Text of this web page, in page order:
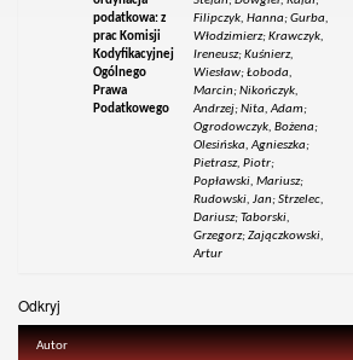
podatkowa: z
prac Komisji
Kodyfikacyjnej
Ogólnego
Prawa
Podatkowego
Filipczyk, Hanna; Gurba,
Włodzimierz; Krawczyk,
Ireneusz; Kuśnierz,
Wiesław; Łoboda,
Marcin; Nikończyk,
Andrzej; Nita, Adam;
Ogrodowczyk, Bożena;
Olesińska, Agnieszka;
Pietrasz, Piotr;
Popławski, Mariusz;
Rudowski, Jan; Strzelec,
Dariusz; Taborski,
Grzegorz; Zajączkowski,
Artur
Odkryj
Autor